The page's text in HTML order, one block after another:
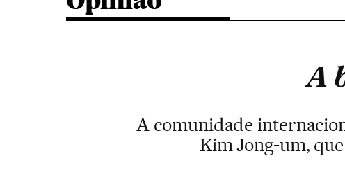
A
A comunidade
Kim Jong-um,